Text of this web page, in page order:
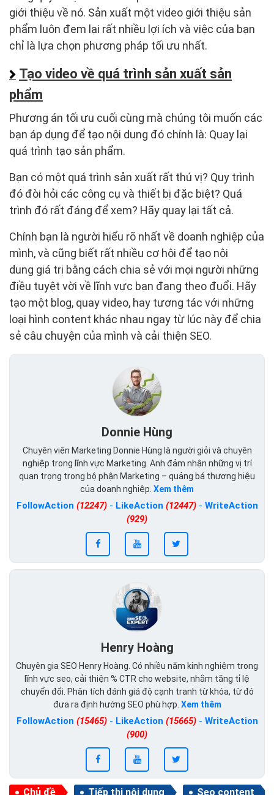
giới thiệu về nó. Sản xuất một video giới thiệu sản
phẩm luôn đem lại rất nhiều lợi ích và việc của bạn
chỉ là lựa chọn phương pháp tối ưu nhất.
Tạo video về quá trình sản xuất sản
phẩm
Phương án tối ưu cuối cùng mà chúng tôi muốn các
bạn áp dụng để tạo nội dung đó chính là: Quay lại
quá trình tạo sản phẩm.
Bạn có một quá trình sản xuất rất thú vị? Quy trình
đó đòi hỏi các công cụ và thiết bị đặc biệt? Quá
trình đó rất đáng để xem? Hãy quay lại tất cả.
Chính bạn là người hiểu rõ nhất về doanh nghiệp của
mình, và cũng biết rất nhiều cơ hội để tạo nội
dung giá trị bằng cách chia sẻ với mọi người những
điều tuyệt vời về lĩnh vực bạn đang theo đuổi. Hãy
tạo một blog, quay video, hay tương tác với những
loại hình content khác nhau ngay từ lúc này để chia
sẻ câu chuyện của mình và cải thiện SEO.
Donnie Hùng
Chuyên viên Marketing Donnie Hùng là người giỏi và chuyên
nghiệp trong lĩnh vực Marketing. Anh đảm nhận những vị trí
quan trọng trong bộ phận Marketing – quảng bá thương hiệu
của doanh nghiệp. Xem thêm
FollowAction (12247)- LikeAction (12447)- WriteAction
(929)
Henry Hoàng
Chuyên gia SEO Henry Hoàng. Có nhiều năm kinh nghiệm trong
lĩnh vực seo, cải thiện % CTR cho website, nhằm tăng tỉ lệ
chuyển đổi. Phân tích đánh giá độ cạnh tranh từ khóa, từ đó
đưa ra định hướng SEO phù hợp. Xem thêm
FollowAction (15465)- LikeAction (15665)- WriteAction
(900)
Chủ đề Tiếp thị nội dung Seo content